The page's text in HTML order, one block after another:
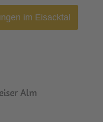
im Eisacktal
Alm